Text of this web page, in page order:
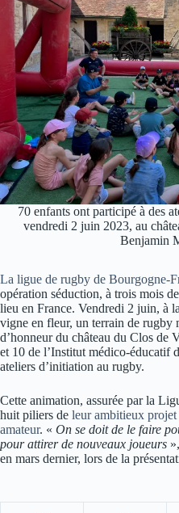
70 enfants ont participé à des
vendredi 2 juin 2023, au
Benjamin
La ligue de rugby de Bourgogne-
opération séduction, à trois mois
lieu en France. Vendredi 2 juin, à
vigne en fleur, un terrain de rugby
d’honneur du château du Clos de
et 10 de l’Institut médico-éducatif
ateliers d’initiation au rugby.
Cette animation, assurée par la
huit piliers de leur ambitieux
amateur. « On se doit de le faire
pour attirer de nouveaux joueurs
en mars dernier, lors de la